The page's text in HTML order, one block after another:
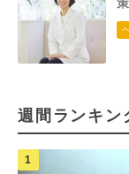
週間ランキン
1